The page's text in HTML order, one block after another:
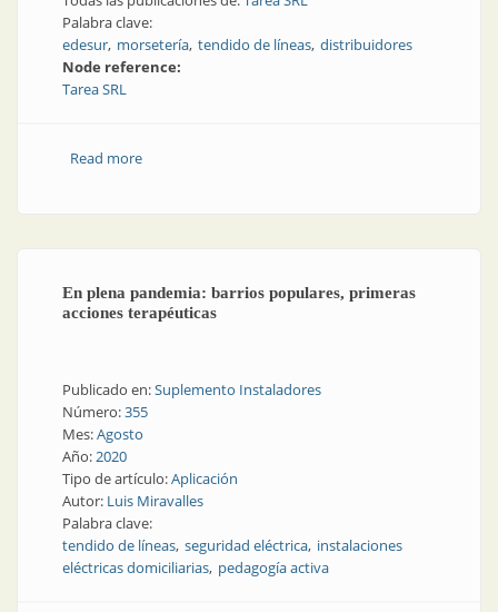
Palabra clave:
edesur morsetería tendido de líneas distribuidores
Node reference:
Tarea SRL
Read moreabout Materiales eléctricos en la cadena de valor de
En plena pandemia: barrios populares, primeras
acciones terapéuticas
Publicado en:Suplemento Instaladores
Número:355
Mes:Agosto
Año:2020
Tipo de artículo:Aplicación
Autor: Luis Miravalles
Palabra clave:
tendido de líneas seguridad eléctrica instalaciones
eléctricas domiciliarias pedagogía activa